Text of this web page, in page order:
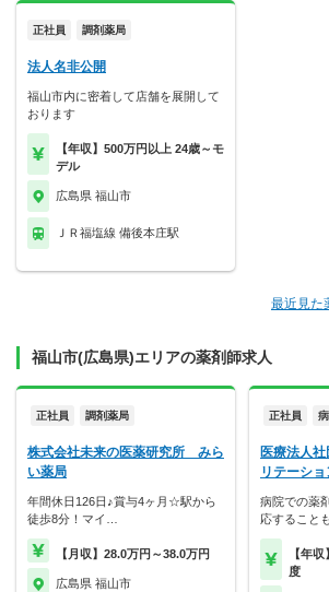
正社員 調剤薬局
法人名非公開
福山市内に密着して店舗を展開して
おります
【年収】500万円以上 24歳～モ
デル
広島県 福山市
ＪＲ福塩線 備後本庄駅
最近見た
福山市(広島県)エリアの薬剤師求人
正社員 調剤薬局
株式会社未来の医薬研究所 みら
い薬局
年間休日126日♪賞与4ヶ月☆駅から
徒歩8分！マイ…
【月収】28.0万円～38.0万円
広島県 福山市
正社員
医療法人
リテーシ
病院での薬
応すること
【年
度